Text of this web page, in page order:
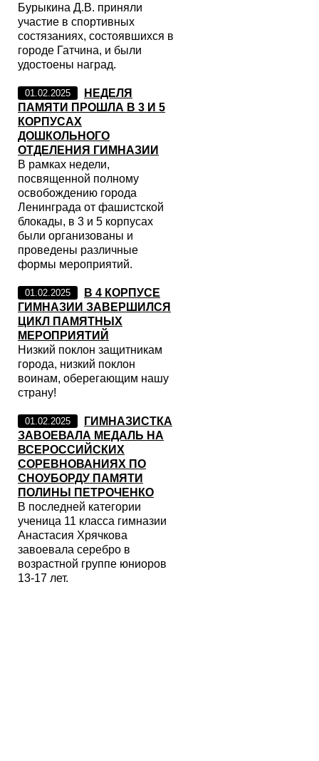
Бурыкина Д.В. приняли
участие в спортивных
состязаниях, состоявшихся в
городе Гатчина, и были
удостоены наград.
01.02.2025
НЕДЕЛЯ
ПАМЯТИ ПРОШЛА В 3 И 5
КОРПУСАХ
ДОШКОЛЬНОГО
ОТДЕЛЕНИЯ ГИМНАЗИИ
В рамках недели,
посвященной полному
освобождению города
Ленинграда от фашистской
блокады, в 3 и 5 корпусах
были организованы и
проведены различные
формы мероприятий.
01.02.2025
В 4 КОРПУСЕ
ГИМНАЗИИ ЗАВЕРШИЛСЯ
ЦИКЛ ПАМЯТНЫХ
МЕРОПРИЯТИЙ
Низкий поклон защитникам
города, низкий поклон
воинам, оберегающим нашу
страну!
01.02.2025
ГИМНАЗИСТКА
ЗАВОЕВАЛА МЕДАЛЬ НА
ВСЕРОССИЙСКИХ
СОРЕВНОВАНИЯХ ПО
СНОУБОРДУ ПАМЯТИ
ПОЛИНЫ ПЕТРОЧЕНКО
В последней категории
ученица 11 класса гимназии
Анастасия Хрячкова
завоевала серебро в
возрастной группе юниоров
13-17 лет.